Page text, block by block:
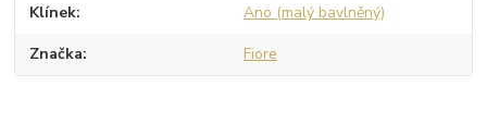
Klínek Ano (malý bavlněný)
Značka Fiore